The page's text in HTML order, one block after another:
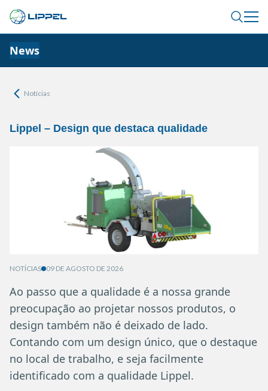
News
Notícias
Lippel – Design que destaca qualidade
NOTÍCIAS 09 DE AGOSTO DE 2026
Ao passo que a qualidade é a nossa grande
preocupação ao projetar nossos produtos, o
design também não é deixado de lado.
Contando com um design único, que o destaque
no local de trabalho, e seja facilmente
identificado com a qualidade Lippel.